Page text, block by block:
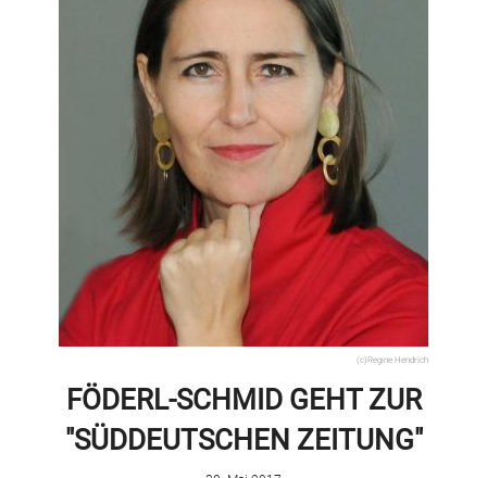
(c)Regine Hendrich
FÖDERL-SCHMID GEHT ZUR
"SÜDDEUTSCHEN ZEITUNG"